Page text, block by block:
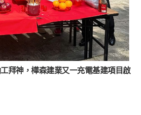
拜神，樺森建業又一充電基建項目啟